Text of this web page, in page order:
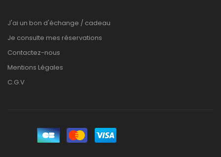
J'ai un bon d'échange / cadeau
Je consulte mes réservations
Contactez-nous
Mentions Légales
C.G.V